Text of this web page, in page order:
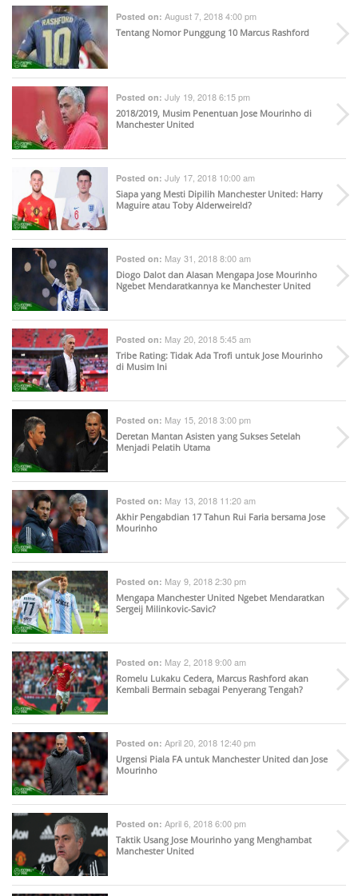
Posted on: August 7, 2018 4:00 pm
Tentang Nomor Punggung 10 Marcus Rashford
Posted on: July 19, 2018 6:15 pm
2018/2019, Musim Penentuan Jose Mourinho di
Manchester United
Posted on: July 17, 2018 10:00 am
Siapa yang Mesti Dipilih Manchester United: Harry
Maguire atau Toby Alderweireld?
Posted on: May 31, 2018 8:00 am
Diogo Dalot dan Alasan Mengapa Jose Mourinho
Ngebet Mendaratkannya ke Manchester United
Posted on: May 20, 2018 5:45 am
Tribe Rating: Tidak Ada Trofi untuk Jose Mourinho
di Musim Ini
Posted on: May 15, 2018 3:00 pm
Deretan Mantan Asisten yang Sukses Setelah
Menjadi Pelatih Utama
Posted on: May 13, 2018 11:20 am
Akhir Pengabdian 17 Tahun Rui Faria bersama Jose
Mourinho
Posted on: May 9, 2018 2:30 pm
Mengapa Manchester United Ngebet Mendaratkan
Sergeij Milinkovic-Savic?
Posted on: May 2, 2018 9:00 am
Romelu Lukaku Cedera, Marcus Rashford akan
Kembali Bermain sebagai Penyerang Tengah?
Posted on: April 20, 2018 12:40 pm
Urgensi Piala FA untuk Manchester United dan Jose
Mourinho
Posted on: April 6, 2018 6:00 pm
Taktik Usang Jose Mourinho yang Menghambat
Manchester United